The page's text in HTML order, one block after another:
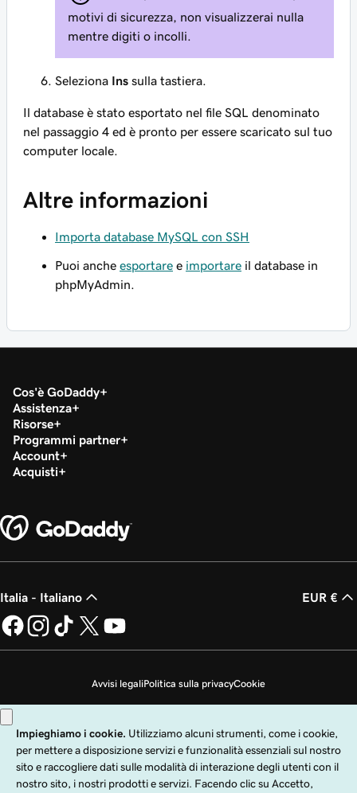
motivi di sicurezza, non visualizzerai nulla
mentre digiti o incolli.
Seleziona Ins sulla tastiera.
Il database è stato esportato nel file SQL denominato
nel passaggio 4 ed è pronto per essere scaricato sul tuo
computer locale.
Altre informazioni
Importa database MySQL con SSH
Puoi anche esportare e importare il database in
phpMyAdmin.
Cos'è GoDaddy
Assistenza
Risorse
Programmi partner
Account
Acquisti
Italia - Italiano EUR €
Avvisi legaliPolitica sulla privacyCookie
Copyright © 1999 - 2026 GoDaddy Operating Company, LLC. Tutti i diritti
riservati. Il nome GoDaddy è un marchio di fabbrica registrato di GoDaddy
Operating Company, LLC negli Stati Uniti e in altri paesi. Il logo "GO" è un